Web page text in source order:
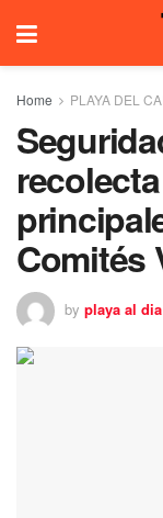
Home PLAYA DEL
Comités
by playa al dia